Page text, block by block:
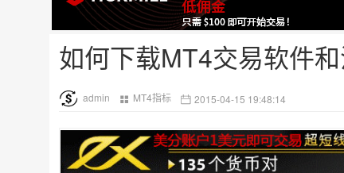
如何下载MT4交易软件
admin MT4指标 2015-04-15 19:48:14